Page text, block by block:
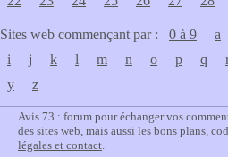
Sites web commençant par : 0 à 9 a
i
j k l m n o p q
y
z
Avis 73 : forum pour échanger vos
des sites web, mais aussi les bons plans,
légales et contact.